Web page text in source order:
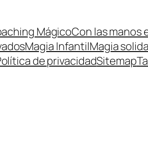
MágicoCon las manos
Magia InfantilMagia
de privacidadSitemap